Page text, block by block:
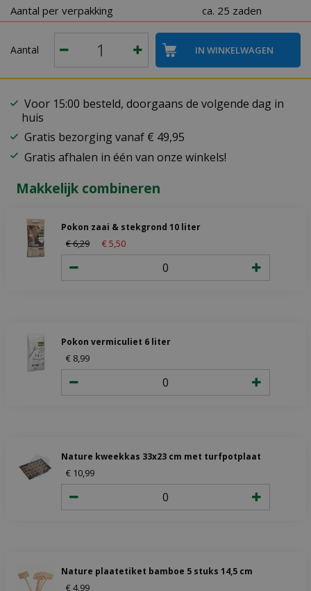
Aantal per verpakking ca. 25 zaden
Aantal
Voor 15:00 besteld, doorgaans de volgende dag in
huis
Gratis bezorging vanaf € 49,95
Gratis afhalen in één van onze winkels!
Makkelijk combineren
Pokon zaai & stekgrond 10 liter
€6,29 €5 50
Pokon vermiculiet 6 liter
€ 8 99
Nature kweekkas 33x23 cm met turfpotplaat
€ 10 99
Nature plaatetiket bamboe 5 stuks 14,5 cm
€4,99